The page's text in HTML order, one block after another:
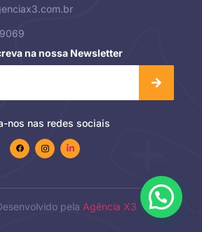
na nossa Newsletter
nos nas redes sociais
pela Agência X3